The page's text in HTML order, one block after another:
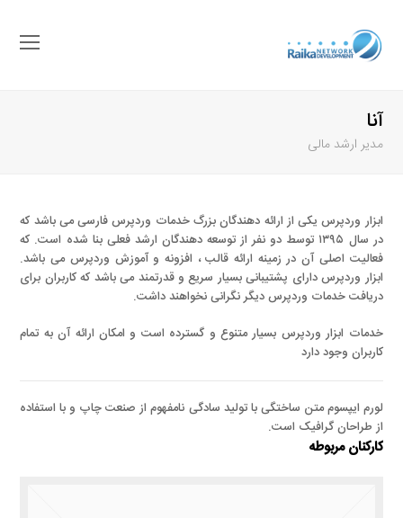
باز
آنا
مدیر ارشد مالی
ابزار وردپرس یکی از ارائه دهندگان بزرگ خدمات وردپرس فارسی می باشد که
در سال ۱۳۹۵ توسط دو نفر از توسعه دهندگان ارشد فعلی بنا شده است. که
فعالیت اصلی آن در زمینه ارائه قالب ، افزونه و آموزش وردپرس می باشد.
ابزار وردپرس دارای پشتیبانی بسیار سریع و قدرتمند می باشد که کاربران برای
دریافت خدمات وردپرس دیگر نگرانی نخواهند داشت.
خدمات ابزار وردپرس بسیار متنوع و گسترده است و امکان ارائه آن به تمام
کاربران وجود دارد
لورم ایپسوم متن ساختگی با تولید سادگی نامفهوم از صنعت چاپ و با استفاده
از طراحان گرافیک است.
کارکنان مربوطه